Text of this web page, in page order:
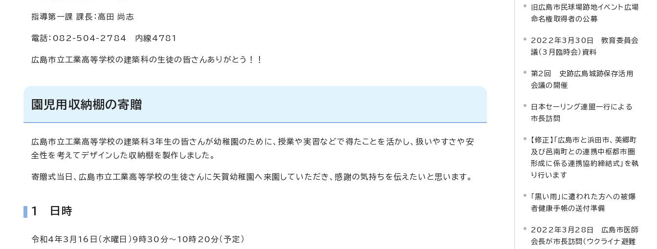
指導第一課 課長：高田 尚志
電話：082-504-2784 内線4781
広島市立工業高等学校の建築科の生徒の皆さんありがとう！！
園児用収納棚の寄贈
広島市立工業高等学校の建築科3年生の皆さんが幼稚園のために、授業や実習などで得たことを活かし、扱いやすさや安
全性を考えてデザインした収納棚を製作しました。
寄贈式当日、広島市立工業高等学校の生徒さんに矢賀幼稚園へ来園していただき、感謝の気持ちを伝えたいと思います。
1 日時
令和4年3月16日（水曜日）9時30分～10時20分（予定）
旧広島市民球場跡地イベント広場
命名権取得者の公募
2022年3月30日 教育委員会
議（3月臨時会）資料
第2回 史跡広島城跡保存活用
会議の開催
日本セーリング連盟一行による
市長訪問
【修正】「広島市と浜田市、美郷町
及び邑南町との連携中枢都市圏
形成に係る連携協約締結式」を執
り行います
「黒い雨」に遭われた方への被爆
者健康手帳の送付準備
2022年3月28日 広島市医師
会長が市長訪問（ウクライナ避難